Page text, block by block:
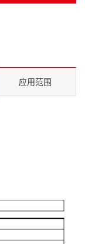
应用范围